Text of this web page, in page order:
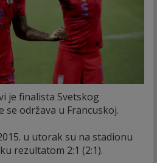
je finalista Svetskog
se održava u Francuskoj.
u utorak su na stadionu
rezultatom 2:1 (2:1).